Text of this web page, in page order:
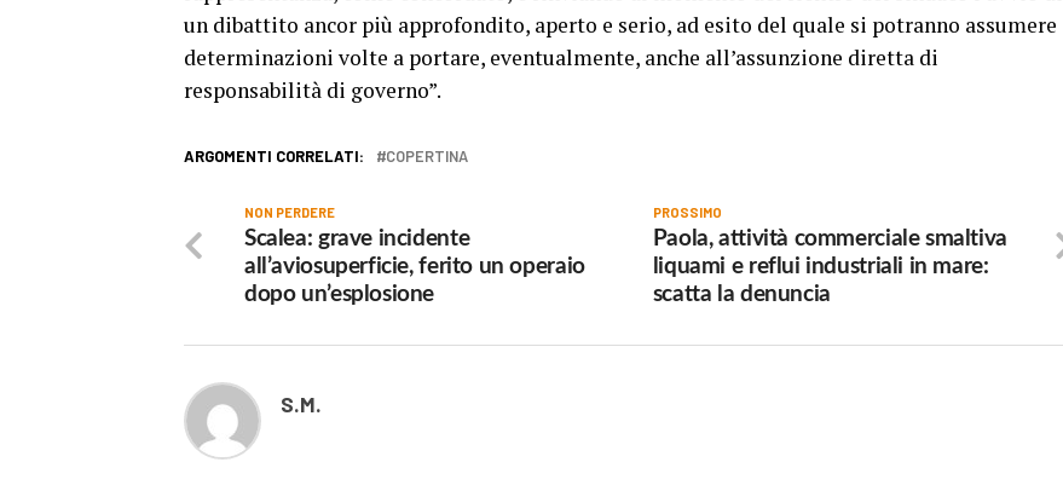
un dibattito ancor più approfondito, aperto e serio, ad esito del quale si potranno assumere
determinazioni volte a portare, eventualmente, anche all’assunzione diretta di
responsabilità di governo”.
ARGOMENTI CORRELATI: COPERTINA
PROSSIMO
Paola, attività commerciale smaltiva
liquami e reflui industriali in mare:
scatta la denuncia
NON PERDERE
Scalea: grave incidente
all’aviosuperficie, ferito un operaio
dopo un’esplosione
S.M.